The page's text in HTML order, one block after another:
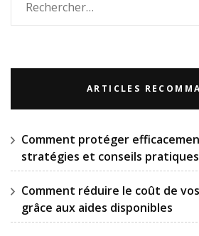
Rechercher :
ARTICLES
Comment protéger
stratégies et conseils pratiques
Comment réduire le coût de
grâce aux aides disponibles